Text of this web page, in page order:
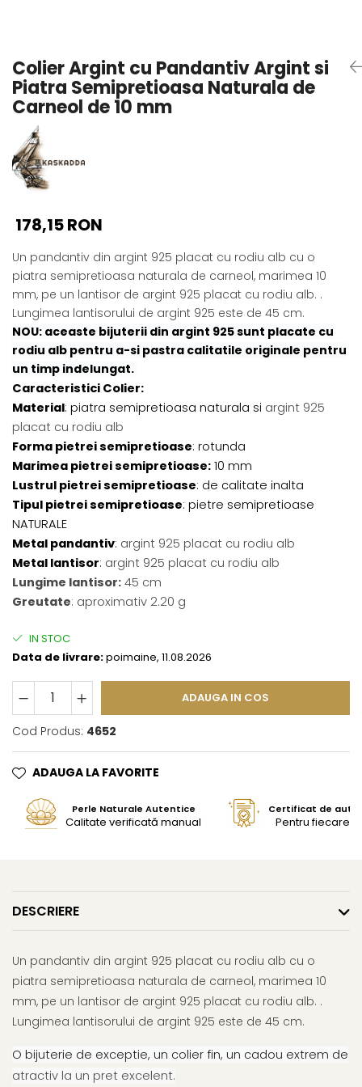
Pandantive cu Perle
Brose cu Perle
Colier Argint cu Pandantiv Argint si
Piatra Semipretioasa Naturala de
Carneol de 10 mm
178,15 RON
Un pandantiv din argint 925 placat cu rodiu alb cu o
piatra semipretioasa naturala de carneol, marimea 10
mm, pe un lantisor de argint 925 placat cu rodiu alb. .
Lungimea lantisorului de argint 925 este de 45 cm.
NOU: aceaste bijuterii din argint 925 sunt placate cu
rodiu alb pentru a-si pastra calitatile originale pentru
un timp indelungat.
Caracteristici Colier:
Material: piatra semipretioasa naturala si argint 925
placat cu rodiu alb
Forma pietrei semipretioase: rotunda
Marimea pietrei semipretioase: 10 mm
Lustrul pietrei semipretioase: de calitate inalta
Tipul pietrei semipretioase: pietre semipretioase
NATURALE
Metal pandantiv: argint 925 placat cu rodiu alb
Metal lantisor: argint 925 placat cu rodiu alb
Lungime lantisor: 45 cm
Greutate: aproximativ 2.20 g
IN STOC
Data de livrare:poimaine, 11.08.2026
ADAUGA IN COS
Cod Produs: 4652
ADAUGA LA FAVORITE
Perle Naturale Autentice
Calitate verificată manual
Certificat de
Pentru fiecare
DESCRIERE
Un pandantiv din argint 925 placat cu rodiu alb cu o
piatra semipretioasa naturala de carneol, marimea 10
mm, pe un lantisor de argint 925 placat cu rodiu alb. .
Lungimea lantisorului de argint 925 este de 45 cm.
O bijuterie de exceptie, un colier fin, un cadou extrem de
atractiv la un pret excelent.